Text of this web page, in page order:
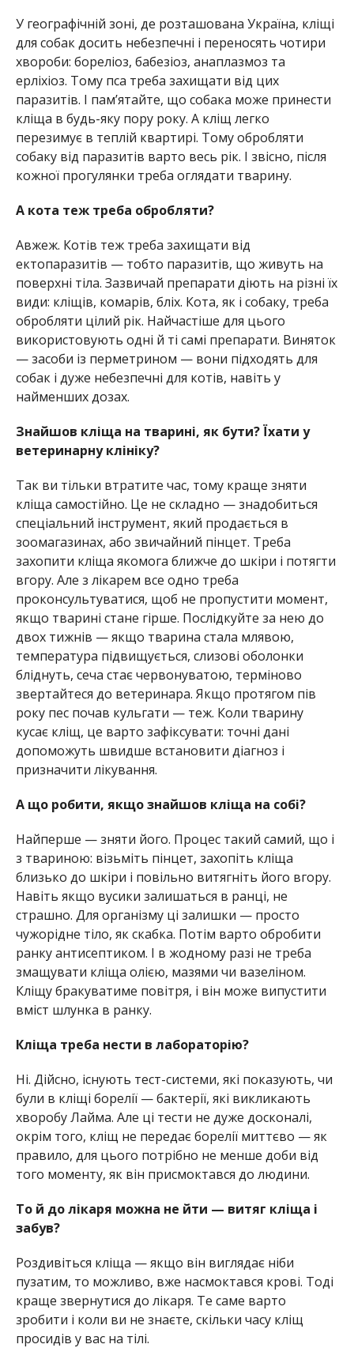
У географічній зоні, де розташована Україна, кліщі
для собак досить небезпечні і переносять чотири
хвороби: бореліоз, бабезіоз, анаплазмоз та
ерліхіоз. Тому пса треба захищати від цих
паразитів. І памʼятайте, що собака може принести
кліща в будь-яку пору року. А кліщ легко
перезимує в теплій квартирі. Тому обробляти
собаку від паразитів варто весь рік. І звісно, після
кожної прогулянки треба оглядати тварину.
А кота теж треба обробляти?
Авжеж. Котів теж треба захищати від
ектопаразитів — тобто паразитів, що живуть на
поверхні тіла. Зазвичай препарати діють на різні їх
види: кліщів, комарів, бліх. Кота, як і собаку, треба
обробляти цілий рік. Найчастіше для цього
використовують одні й ті самі препарати. Виняток
— засоби із перметрином — вони підходять для
собак і дуже небезпечні для котів, навіть у
найменших дозах.
Знайшов кліща на тварині, як бути? Їхати у
ветеринарну клініку?
Так ви тільки втратите час, тому краще зняти
кліща самостійно. Це не складно — знадобиться
спеціальний інструмент, який продається в
зоомагазинах, або звичайний пінцет. Треба
захопити кліща якомога ближче до шкіри і потягти
вгору. Але з лікарем все одно треба
проконсультуватися, щоб не пропустити момент,
якщо тварині стане гірше. Послідкуйте за нею до
двох тижнів — якщо тварина стала млявою,
температура підвищується, слизові оболонки
бліднуть, сеча стає червонуватою, терміново
звертайтеся до ветеринара. Якщо протягом пів
року пес почав кульгати — теж. Коли тварину
кусає кліщ, це варто зафіксувати: точні дані
допоможуть швидше встановити діагноз і
призначити лікування.
А що робити, якщо знайшов кліща на собі?
Найперше — зняти його. Процес такий самий, що і
з твариною: візьміть пінцет, захопіть кліща
близько до шкіри і повільно витягніть його вгору.
Навіть якщо вусики залишаться в ранці, не
страшно. Для організму ці залишки — просто
чужорідне тіло, як скабка. Потім варто обробити
ранку антисептиком. І в жодному разі не треба
змащувати кліща олією, мазями чи вазеліном.
Кліщу бракуватиме повітря, і він може випустити
вміст шлунка в ранку.
Кліща треба нести в лабораторію?
Ні. Дійсно, існують тест-системи, які показують, чи
були в кліщі борелії — бактерії, які викликають
хворобу Лайма. Але ці тести не дуже досконалі,
окрім того, кліщ не передає борелії миттєво — як
правило, для цього потрібно не менше доби від
того моменту, як він присмоктався до людини.
То й до лікаря можна не йти — витяг кліща і
забув?
Роздивіться кліща — якщо він виглядає ніби
пузатим, то можливо, вже насмоктався крові. Тоді
краще звернутися до лікаря. Те саме варто
зробити і коли ви не знаєте, скільки часу кліщ
просидів у вас на тілі.